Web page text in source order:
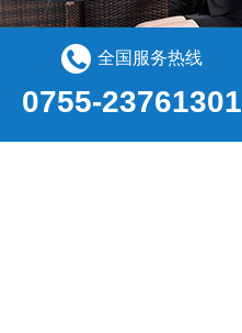
全国服务热线
0755-23761301